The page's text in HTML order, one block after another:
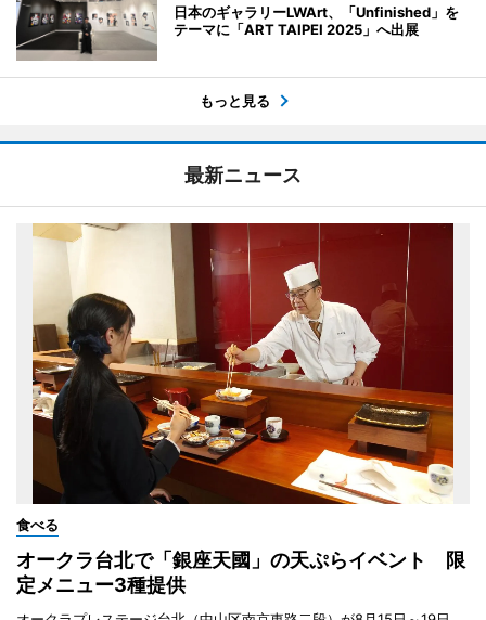
日本のギャラリーLWArt、「Unfinished」を
テーマに「ART TAIPEI 2025」へ出展
もっと見る
最新ニュース
食べる
オークラ台北で「銀座天國」の天ぷらイベント 限
定メニュー3種提供